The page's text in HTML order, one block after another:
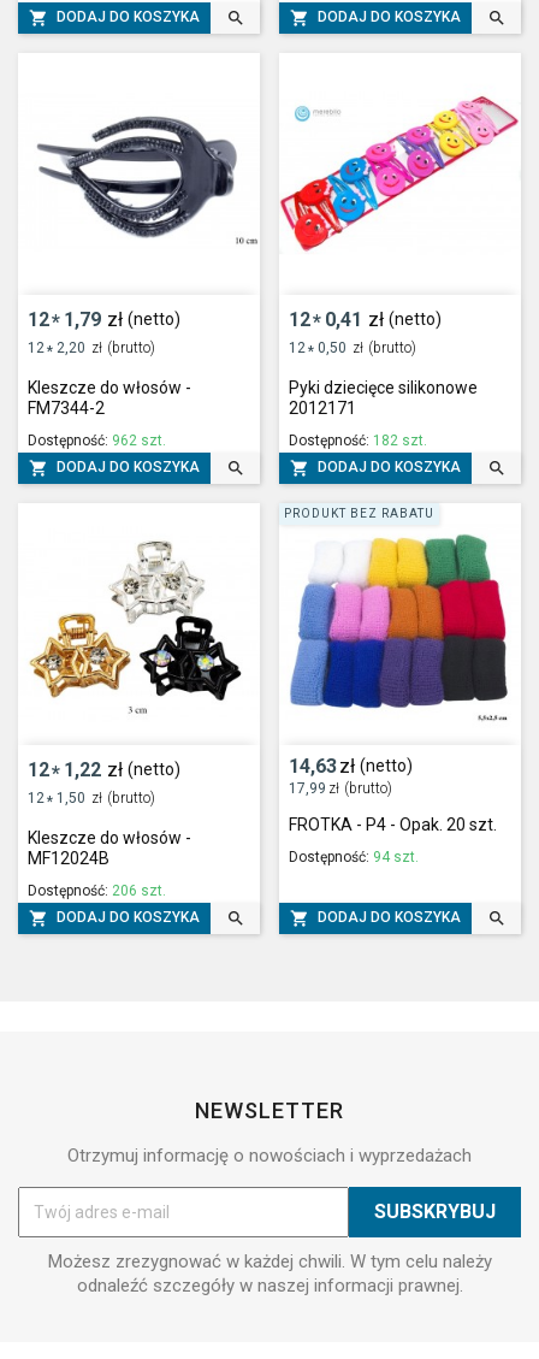
 DODAJ DO KOSZYKA   DODAJ DO KOSZYKA 
12* 1,79 zł (netto)
12* 2,20 zł (brutto)
Kleszcze do włosów -
FM7344-2
Dostępność: 962 szt.
 DODAJ DO KOSZYKA 
12* 0,41 zł (netto)
12* 0,50 zł (brutto)
Pyki dziecięce silikonowe
2012171
Dostępność: 182 szt.
 DODAJ DO KOSZYKA 
12* 1,22 zł (netto)
12* 1,50 zł (brutto)
Kleszcze do włosów -
MF12024B
Dostępność: 206 szt.
 DODAJ DO KOSZYKA 
14,63zł (netto)
17,99 zł (brutto)
FROTKA - P4 - Opak. 20 szt.
Dostępność: 94 szt.
 DODAJ DO KOSZYKA 
PRODUKT BEZ RABATU
NEWSLETTER
Otrzymuj informację o nowościach i wyprzedażach
Możesz zrezygnować w każdej chwili. W tym celu należy
odnaleźć szczegóły w naszej informacji prawnej.